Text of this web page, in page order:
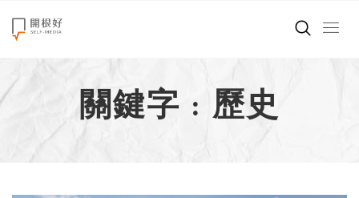
來點正能量
世界在想什麼
創造美好生活
關鍵字 : 歷史